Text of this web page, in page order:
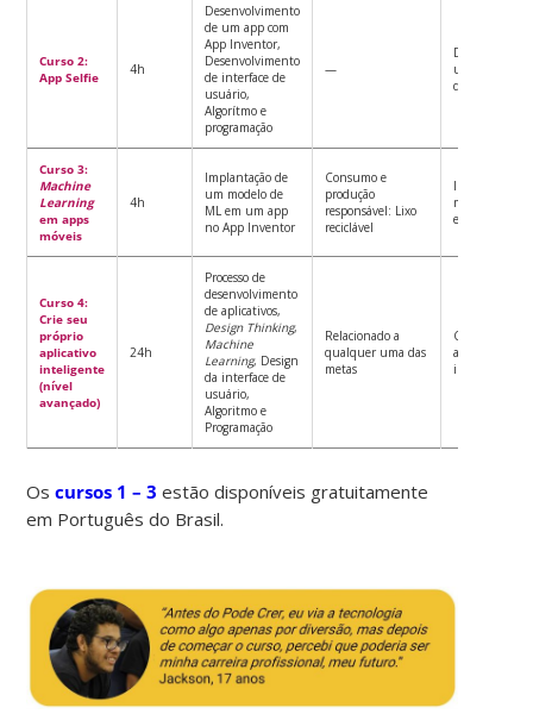
Curso 2:
App Selfie
4h
Desenvolvimento
de um app com
App Inventor,
Desenvolvimento
de interface de
usuário,
Algorítmo e
programação
—
Desenvolver
um app pré-
definido
Curso 3:
Machine
Learning
em apps
móveis
4h
Implantação de
um modelo de
ML em um app
no App Inventor
Consumo e
produção
responsável: Lixo
reciclável
Implantar um
modelo de ML
em um app
Curso 4:
Crie seu
próprio
aplicativo
inteligente
(nível
avançado)
24h
Processo de
desenvolvimento
de aplicativos,
Design Thinking,
Machine
Learning, Design
da interface de
usuário,
Algoritmo e
Programação
Relacionado a
qualquer uma das
metas
Criar um novo
aplicativo
inteligente
Oscursos 1 – 3 estão disponíveis gratuitamente
em Português do Brasil.